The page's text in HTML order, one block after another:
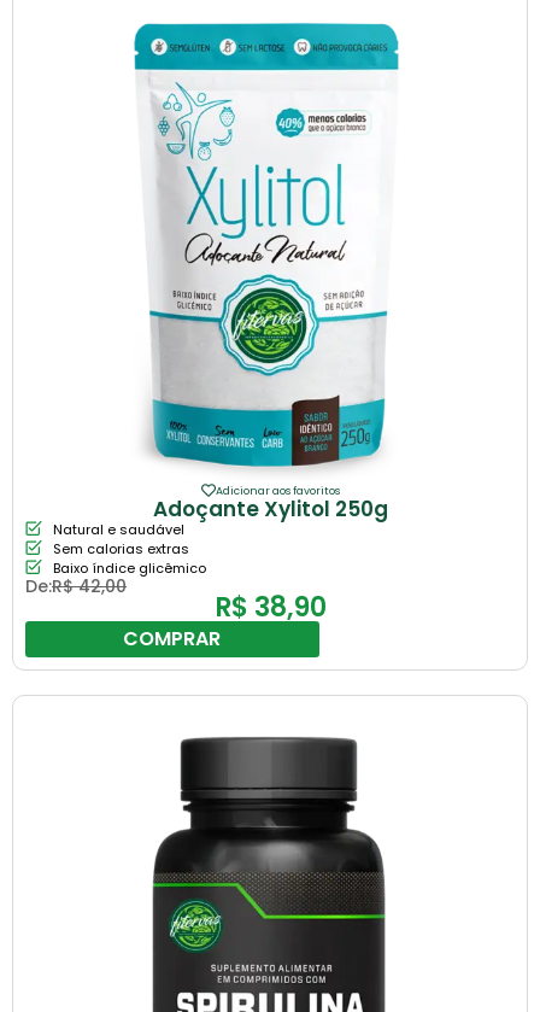
Adicionar aos favoritos
Adoçante Xylitol 250g
Natural e saudável
Sem calorias extras
Baixo índice glicêmico
De:R$42,00
R$ 38,90
COMPRAR